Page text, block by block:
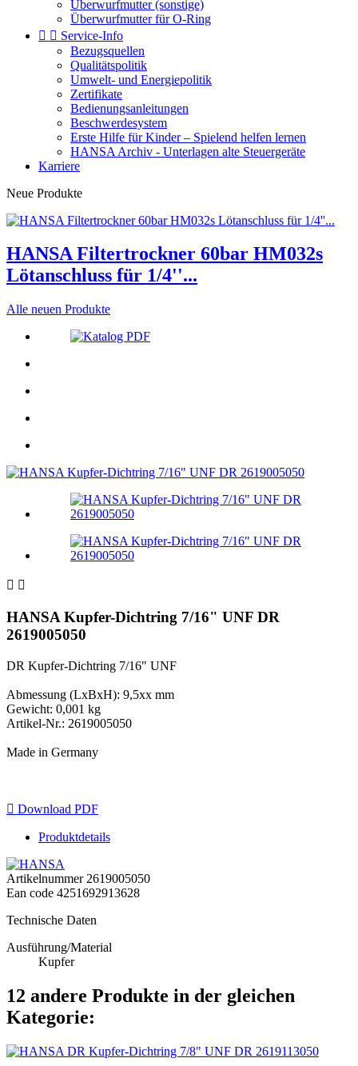
Überwurfmutter (sonstige)
Überwurfmutter für O-Ring
  Service-Info
Bezugsquellen
Qualitätspolitik
Umwelt- und Energiepolitik
Zertifikate
Bedienungsanleitungen
Beschwerdesystem
Erste Hilfe für Kinder – Spielend helfen lernen
HANSA Archiv - Unterlagen alte Steuergeräte
Karriere
Neue Produkte
HANSA Filtertrockner 60bar HM032s
Lötanschluss für 1/4''...
Alle neuen Produkte
 
HANSA Kupfer-Dichtring 7/16" UNF DR
2619005050
DR Kupfer-Dichtring 7/16" UNF
Abmessung (LxBxH): 9,5xx mm
Gewicht: 0,001 kg
Artikel-Nr.: 2619005050
Made in Germany
 Download PDF
Produktdetails
Artikelnummer 2619005050
Ean code 4251692913628
Technische Daten
Ausführung/Material
Kupfer
12 andere Produkte in der gleichen
Kategorie: